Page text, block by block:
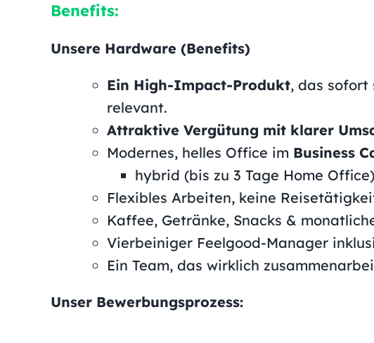
Benefits:
Unsere Hardware (Benefits)
Ein High-Impact-Produkt, das sofort
relevant.
Attraktive Vergütung mit klarer
Modernes, helles Office im Business
hybrid (bis zu 3 Tage Home
Flexibles Arbeiten, keine
Kaffee, Getränke, Snacks &
Vierbeiniger Feelgood-Manager
Ein Team, das wirklich
Unser Bewerbungsprozess: